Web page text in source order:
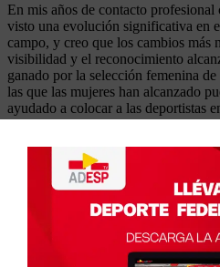
En mis años de contacto
visto una evolución significativa en
campo, y creo que los cambios más
visibilidad y el reconocimiento
ganado por la selección femenina
las que las mujeres han alcanzado
ayudado a colocar a las deportistas
que era impensable hace algunos
Además, las oportunidades de
niveles del deporte, desde la base
mayores, lo que implica también un
deportivas y un incremento en el
deportistas femeninas. Y desde el
femenino, aunque la representación
dirección y en comités deportivos